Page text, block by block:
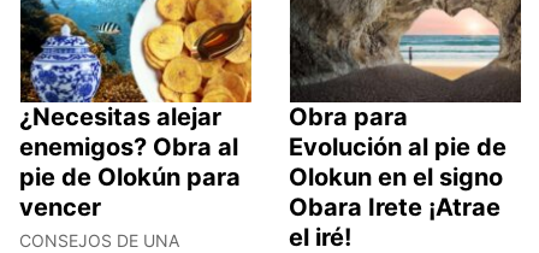
¿Necesitas alejar
enemigos? Obra al
pie de Olokún para
vencer
CONSEJOS DE UNA
Obra para
Evolución al pie de
Olokun en el signo
Obara Irete ¡Atrae
el iré!